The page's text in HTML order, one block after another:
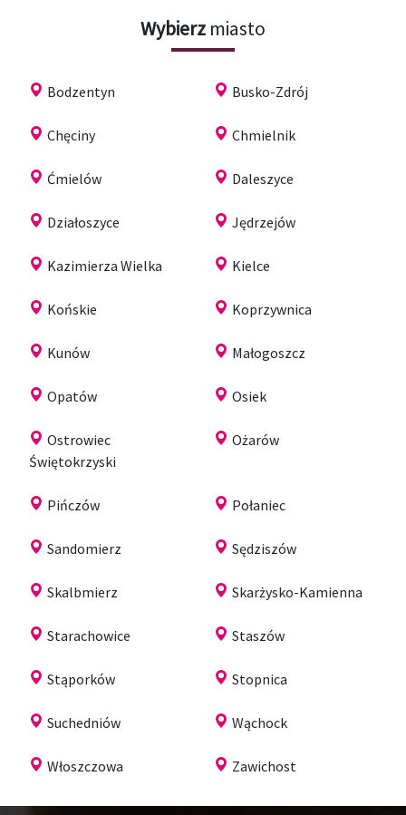
Wybierz miasto
Bodzentyn Busko-Zdrój
Chęciny Chmielnik
Ćmielów Daleszyce
Działoszyce Jędrzejów
Kazimierza Wielka Kielce
Końskie Koprzywnica
Kunów Małogoszcz
Opatów Osiek
Ostrowiec
Świętokrzyski
Ożarów
Pińczów Połaniec
Sandomierz Sędziszów
Skalbmierz Skarżysko-Kamienna
Starachowice Staszów
Stąporków Stopnica
Suchedniów Wąchock
Włoszczowa Zawichost